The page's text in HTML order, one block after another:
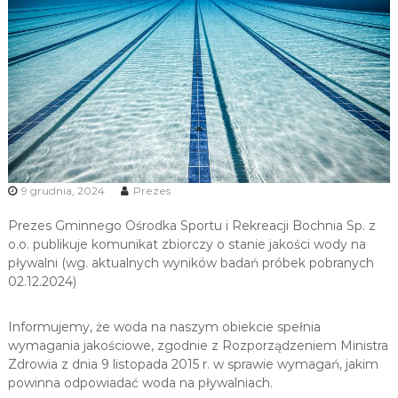
u
i
R
e
k
r
e
a
c
i
9 grudnia, 2024 Prezes
Prezes Gminnego Ośrodka Sportu i Rekreacji Bochnia Sp. z
o.o. publikuje komunikat zbiorczy o stanie jakości wody na
pływalni (wg. aktualnych wyników badań próbek pobranych
02.12.2024)
Informujemy, że woda na naszym obiekcie spełnia
wymagania jakościowe, zgodnie z Rozporządzeniem Ministra
Zdrowia z dnia 9 listopada 2015 r. w sprawie wymagań, jakim
powinna odpowiadać woda na pływalniach.